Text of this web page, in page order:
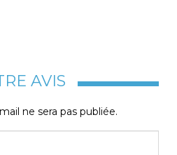
AVIS
ne sera pas publiée.